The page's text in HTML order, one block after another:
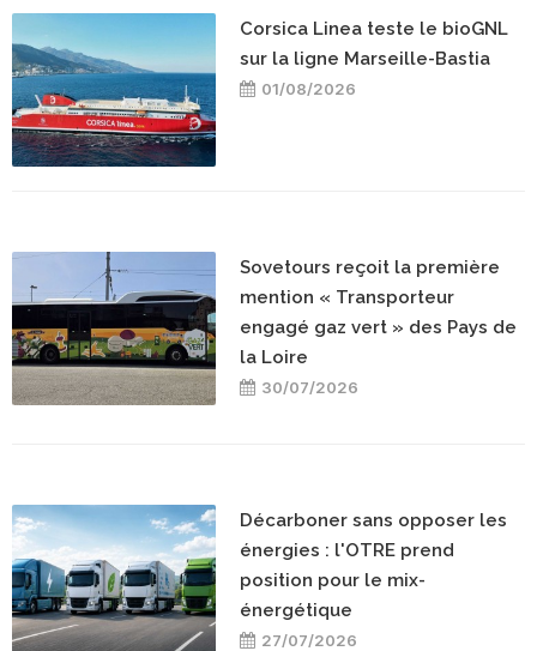
Corsica Linea teste le bioGNL
sur la ligne Marseille-Bastia
01/08/2026
Sovetours reçoit la première
mention « Transporteur
engagé gaz vert » des Pays de
la Loire
30/07/2026
Décarboner sans opposer les
énergies : l'OTRE prend
position pour le mix-
énergétique
27/07/2026